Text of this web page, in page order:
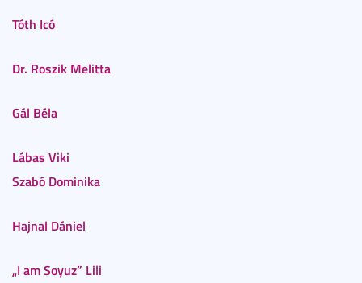
Tóth Icó
Dr. Roszik Melitta
Gál Béla
Lábas Viki
Szabó Dominika
Hajnal Dániel
„I am Soyuz” Lili